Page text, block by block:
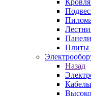
Плиты
Назад